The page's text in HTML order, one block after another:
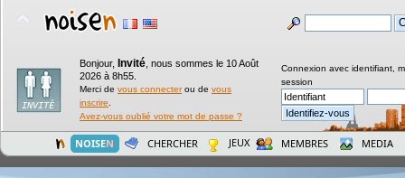
Bonjour, Invité nous sommes le 10 Août
2026 à 8h55.
Merci de vous connecterou de vous
inscrire
Avez-vous oublié votre mot de passe ?
Connexion avec identifiant,
session
NOISEN CHERCHER JEUX MEMBRES MEDIA